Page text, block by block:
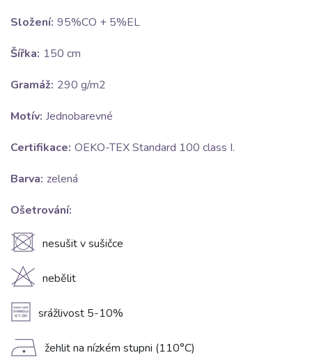
Složení: 95%CO + 5%EL
Šířka: 150 cm
Gramáž: 290 g/m2
Motív: Jednobarevné
Certifikace: OEKO-TEX Standard 100 class I.
Barva: zelená
Ošetrování:
U nesušit v sušičce
H nebělit
A srážlivost 5-10%
D žehlit na nízkém stupni (110°C)